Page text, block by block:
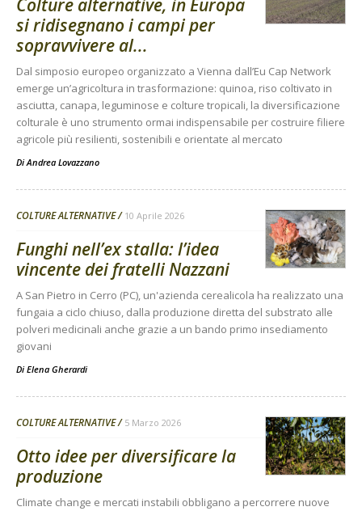
Colture alternative, in Europa
si ridisegnano i campi per
sopravvivere al...
Dal simposio europeo organizzato a Vienna dall’Eu Cap Network
emerge un’agricoltura in trasformazione: quinoa, riso coltivato in
asciutta, canapa, leguminose e colture tropicali, la diversificazione
colturale è uno strumento ormai indispensabile per costruire filiere
agricole più resilienti, sostenibili e orientate al mercato
DiAndrea Lovazzano
COLTURE ALTERNATIVE 10 Aprile 2026
Funghi nell’ex stalla: l’idea
vincente dei fratelli Nazzani
A San Pietro in Cerro (PC), un'azienda cerealicola ha realizzato una
fungaia a ciclo chiuso, dalla produzione diretta del substrato alle
polveri medicinali anche grazie a un bando primo insediamento
giovani
Di Elena Gherardi
COLTURE ALTERNATIVE 5 Marzo 2026
Otto idee per diversificare la
produzione
Climate change e mercati instabili obbligano a percorrere nuove